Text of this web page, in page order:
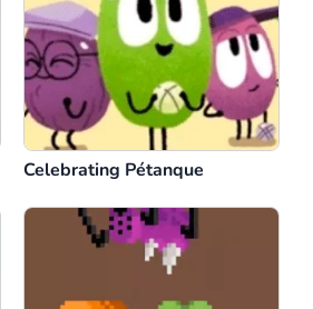
Celebrating Pétanque